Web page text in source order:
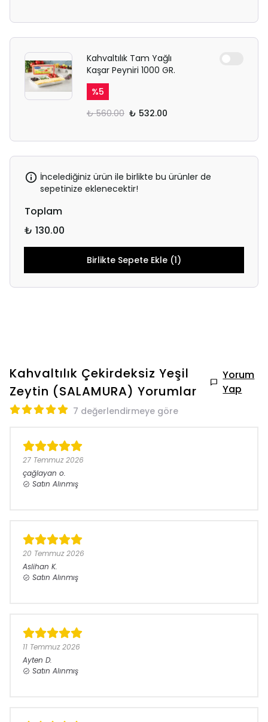
Kahvaltılık Tam Yağlı
Kaşar Peyniri 1000 GR.
%5
₺ 560.00 ₺ 532.00
İncelediğiniz ürün ile birlikte bu ürünler de
sepetinize eklenecektir!
Toplam
₺ 130.00
Birlikte Sepete Ekle (1)
Kahvaltılık Çekirdeksiz Yeşil
Zeytin (SALAMURA) Yorumlar
Yorum
Yap
7 değerlendirmeye göre
27 Temmuz 2026
çağlayan o.
Satın Alınmış
20 Temmuz 2026
Aslihan K.
Satın Alınmış
11 Temmuz 2026
Ayten D.
Satın Alınmış